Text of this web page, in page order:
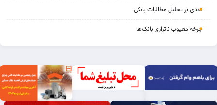
نقدی بر تحلیل مطالبات بانکی
چرخه‌ معیوب ناترازی بانک‌ها